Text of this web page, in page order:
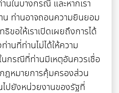
ในบางกรณี และหากเรา
ท่านอาจถอนความยินยอม
ขอให้เราเปิดเผยถึงการได้
นที่ท่านไม่ได้ให้ความ
กรณีที่ท่านมีเหตุอันควรเชื่อ
ฎหมายการคุ้มครองส่วน
ปยังหน่วยงานของรัฐที่